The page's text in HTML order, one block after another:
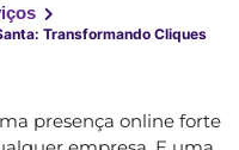
Transformando Cliques
presença online forte